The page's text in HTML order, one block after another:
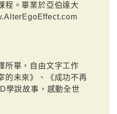
程。畢業於亞伯達大
所畢，自由文字工作
的未來》、《成功不再
學說故事，感動全世